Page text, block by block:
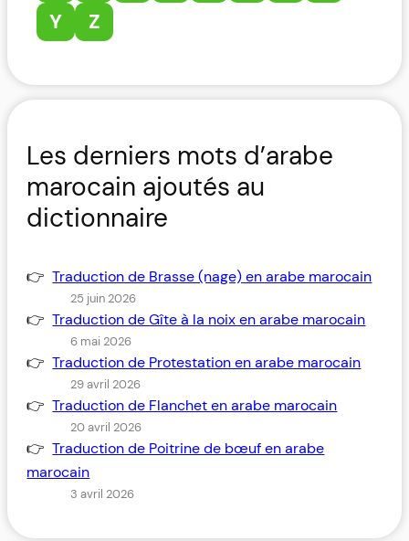
Y
Z
Les derniers mots d’arabe
marocain ajoutés au
dictionnaire
Traduction de Brasse (nage) en arabe marocain
25 juin 2026
Traduction de Gîte à la noix en arabe marocain
6 mai 2026
Traduction de Protestation en arabe marocain
29 avril 2026
Traduction de Flanchet en arabe marocain
20 avril 2026
Traduction de Poitrine de bœuf en arabe
marocain
3 avril 2026